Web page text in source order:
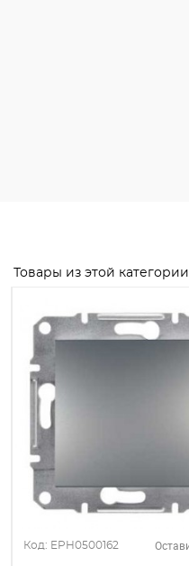
Товары из этой категории
Код: EPH0500162